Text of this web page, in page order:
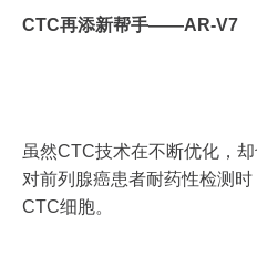
CTC再添新帮手——AR-V7
虽然CTC技术在不断优化，
对前列腺癌患者耐药性检测
CTC细胞。